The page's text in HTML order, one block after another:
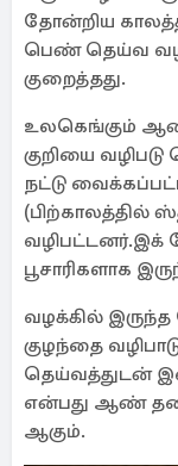
தோன்றிய
பெண் தெய்வ
குறைத்தது.
உலகெங்கும்
குறியை
நட்டு
(பிற்காலத்தில்
பூசாரிகளாக
வழக்கில்
குழந்தை
தெய்வத்துடன்
என்பது ஆண்
ஆகும்.